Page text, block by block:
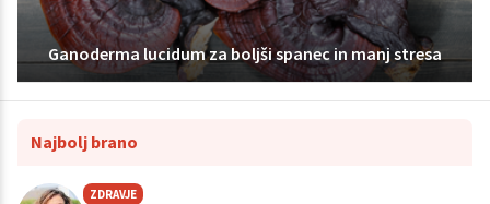
Ganoderma lucidum za boljši spanec in manj stresa
Najbolj brano
ZDRAVJE